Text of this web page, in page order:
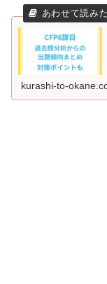
kurashi-to-